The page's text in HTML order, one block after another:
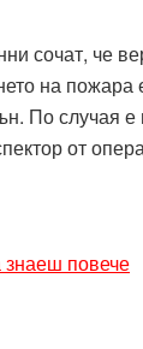
сочат, че
на
По случая
от